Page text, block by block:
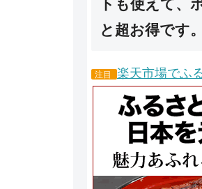
トも使えて、
と超お得です。
注目 楽天市場でふ